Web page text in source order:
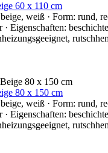
60 x 110 cm
weiß · Form: rund,
Eigenschaften:
80 x 150 cm
weiß · Form: rund,
Eigenschaften: